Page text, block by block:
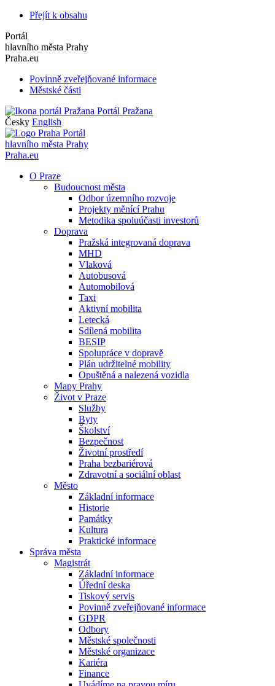
Přejít k obsahu
Portál
hlavního města Prahy
Praha.eu
Povinně zveřejňované informace
Městské části
Portál Pražana
Česky English
Portál
hlavního města Prahy
Praha.eu
O Praze
Budoucnost města
Odbor územního rozvoje
Projekty měnící Prahu
Metodika spoluúčasti investorů
Doprava
Pražská integrovaná doprava
MHD
Vlaková
Autobusová
Automobilová
Taxi
Aktivní mobilita
Letecká
Sdílená mobilita
BESIP
Spolupráce v dopravě
Plán udržitelné mobility
Opuštěná a nalezená vozidla
Mapy Prahy
Život v Praze
Služby
Byty
Školství
Bezpečnost
Životní prostředí
Praha bezbariérová
Zdravotní a sociální oblast
Město
Základní informace
Historie
Památky
Kultura
Praktické informace
Správa města
Magistrát
Základní informace
Úřední deska
Tiskový servis
Povinně zveřejňované informace
GDPR
Odbory
Městské společnosti
Městské organizace
Kariéra
Finance